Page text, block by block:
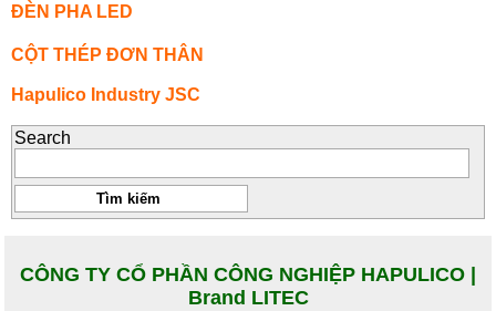
ĐÈN PHA LED
CỘT THÉP ĐƠN THÂN
Hapulico Industry JSC
Search
CÔNG TY CỔ PHẦN CÔNG NGHIỆP HAPULICO |
Brand LITEC